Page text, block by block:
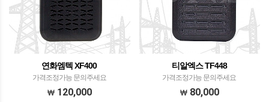
연화엠텍 XF400
가격조정가능 문의주세요
120,000
티알엑스 TF448
가격조정가능 문의주세요
80,000